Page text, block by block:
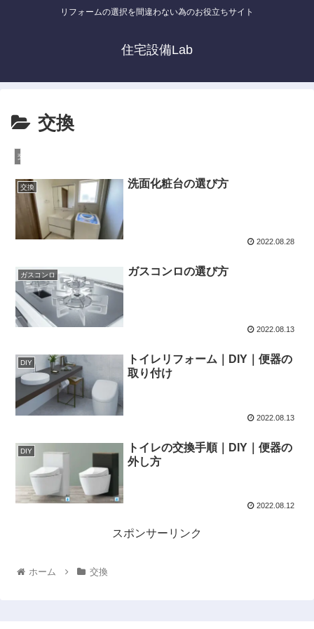
リフォームの選択を間違わない為のお役立ちサイト
住宅設備Lab
交換
交換
交換 洗面化粧台の選び方
2022.08.28
ガスコンロ ガスコンロの選び方
2022.08.13
DIY
トイレリフォーム｜DIY｜便器の
取り付け
2022.08.13
DIY
トイレの交換手順｜DIY｜便器の
外し方
2022.08.12
スポンサーリンク
ホーム 交換